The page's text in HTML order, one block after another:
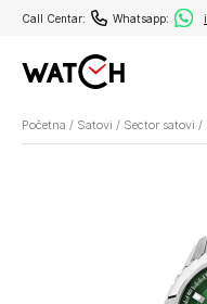
Call Centar: Whatsapp:
Početna / Satovi / Sector satovi /